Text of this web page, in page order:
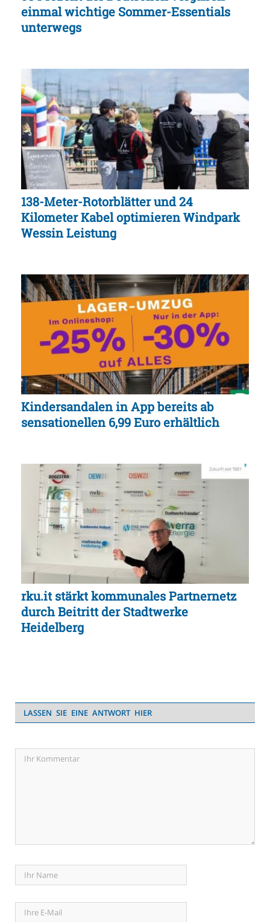
einmal wichtige Sommer-Essentials
unterwegs
138-Meter-Rotorblätter und 24
Kilometer Kabel optimieren Windpark
Wessin Leistung
Kindersandalen in App bereits ab
sensationellen 6,99 Euro erhältlich
rku.it stärkt kommunales Partnernetz
durch Beitritt der Stadtwerke
Heidelberg
LASSEN SIE EINE ANTWORT HIER